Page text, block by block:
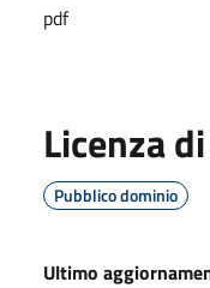
pdf
Licenza
Pubblico dominio
Ultimo